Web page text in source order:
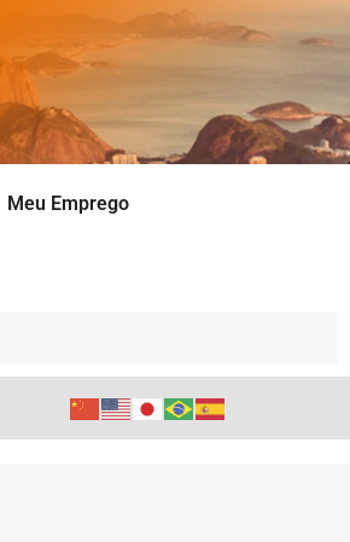
Meu Emprego